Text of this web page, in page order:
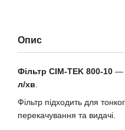
Опис
Фільтр CIM-TEK 800-10 —
л/хв
Фільтр підходить для
перекачування та видачі.